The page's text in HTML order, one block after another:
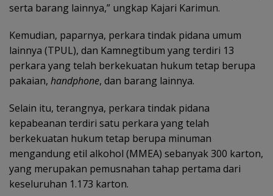
serta barang lainnya,” ungkap Kajari Karimun.
Kemudian, paparnya, perkara tindak pidana umum
lainnya (TPUL), dan Kamnegtibum yang terdiri 13
perkara yang telah berkekuatan hukum tetap berupa
pakaian, handphone, dan barang lainnya.
Selain itu, terangnya, perkara tindak pidana
kepabeanan terdiri satu perkara yang telah
berkekuatan hukum tetap berupa minuman
mengandung etil alkohol (MMEA) sebanyak 300 karton,
yang merupakan pemusnahan tahap pertama dari
keseluruhan 1.173 karton.